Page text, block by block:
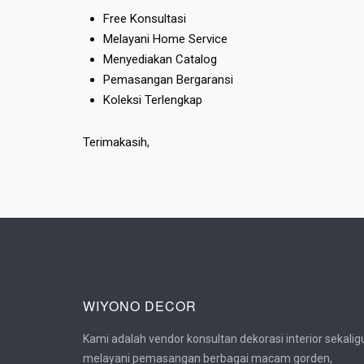
Free Konsultasi
Melayani Home Service
Menyediakan Catalog
Pemasangan Bergaransi
Koleksi Terlengkap
Terimakasih,
WIYONO DECOR
Kami adalah vendor konsultan dekorasi interior
melayani pemasangan berbagai macam gorden,